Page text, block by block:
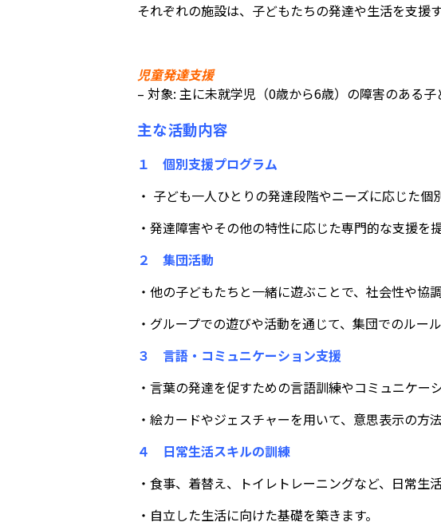
それぞれの施設は、子どもたちの発達や生活を支援
児童発達支援
– 対象: 主に未就学児（0歳から6歳）の障害のある子
主な活動内容
１ 個別支援プログラム
・ 子ども一人ひとりの発達段階やニーズに応じた
・発達障害やその他の特性に応じた専門的な支援を提
２ 集団活動
・他の子どもたちと一緒に遊ぶことで、社会性や協
・グループでの遊びや活動を通じて、集団でのルー
３ 言語・コミュニケーション支援
・言葉の発達を促すための言語訓練やコミュニケー
・絵カードやジェスチャーを用いて、意思表示の方法
４ 日常生活スキルの訓練
・食事、着替え、トイレトレーニングなど、日常
・自立した生活に向けた基礎を築きます。